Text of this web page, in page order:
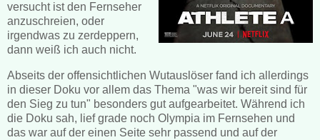
versucht ist den Fernseher
anzuschreien, oder
irgendwas zu zerdeppern,
dann weiß ich auch nicht.
Abseits der offensichtlichen Wutauslöser fand ich allerdings
in dieser Doku vor allem das Thema "was wir bereit sind für
den Sieg zu tun" besonders gut aufgearbeitet. Während ich
die Doku sah, lief grade noch Olympia im Fernsehen und
das war auf der einen Seite sehr passend und auf der